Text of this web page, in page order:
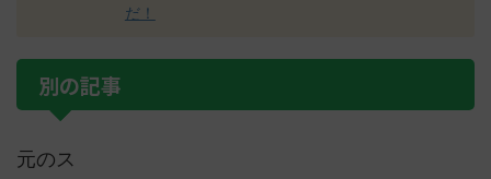
だ！
別の記事
元のス